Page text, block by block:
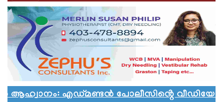
എഡ്മണ്ടൻ പോലീസിൻ്റെ വീഡിയോ